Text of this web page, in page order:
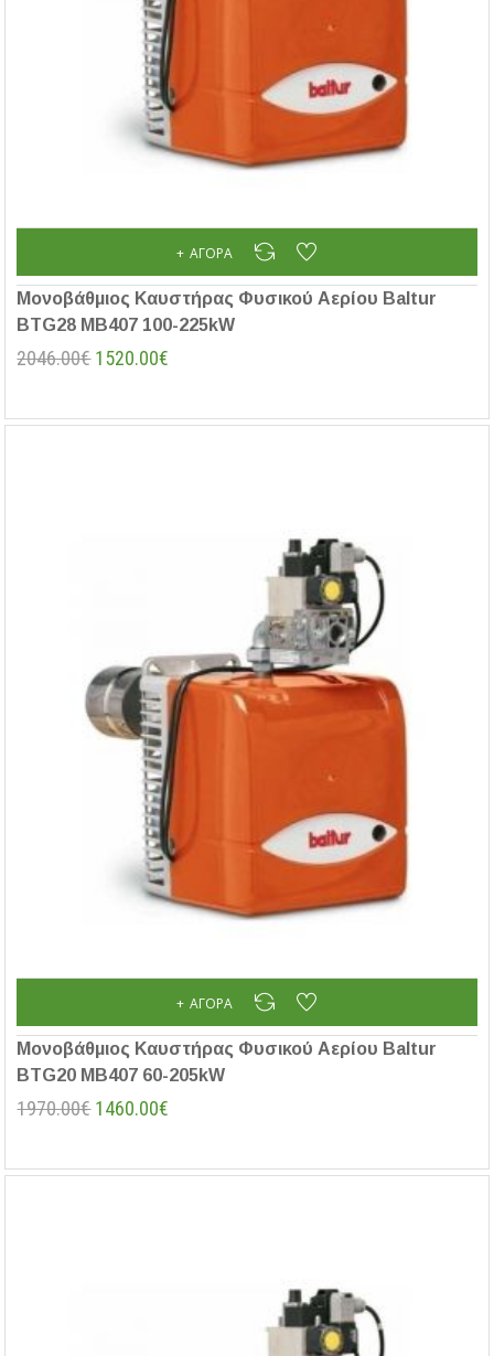
Μονοβάθμιος Καυστήρας Φυσικού Αερίου Baltur
BTG28 MB407 100-225kW
2046.00€ 1520.00€
ΑΓΟΡΆ
Μονοβάθμιος Καυστήρας Φυσικού Αερίου Baltur
BTG20 MB407 60-205kW
1970.00€ 1460.00€
ΑΓΟΡΆ